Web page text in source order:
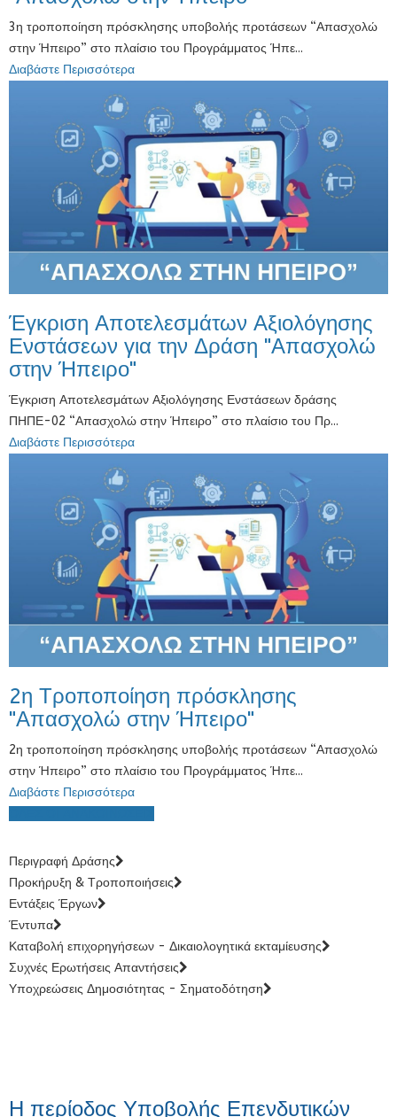
3η τροποποίηση πρόσκλησης υποβολής προτάσεων “Απασχολώ
στην Ήπειρο” στο πλαίσιο του Προγράμματος Ήπε...
Διαβάστε Περισσότερα
Έγκριση Αποτελεσμάτων Αξιολόγησης
Ενστάσεων για την Δράση "Απασχολώ
στην Ήπειρο"
Έγκριση Αποτελεσμάτων Αξιολόγησης Ενστάσεων δράσης
ΠΗΠΕ-02 “Απασχολώ στην Ήπειρο” στο πλαίσιο του Πρ...
Διαβάστε Περισσότερα
2η Τροποποίηση πρόσκλησης
"Απασχολώ στην Ήπειρο"
2η τροποποίηση πρόσκλησης υποβολής προτάσεων “Απασχολώ
στην Ήπειρο” στο πλαίσιο του Προγράμματος Ήπε...
Διαβάστε Περισσότερα
Περιγραφή Δράσης
Προκήρυξη & Τροποποιήσεις
Εντάξεις Έργων
Έντυπα
Καταβολή επιχορηγήσεων - Δικαιολογητικά εκταμίευσης
Συχνές Ερωτήσεις Απαντήσεις
Υποχρεώσεις Δημοσιότητας - Σηματοδότηση
Η περίοδος Υποβολής Επενδυτικών